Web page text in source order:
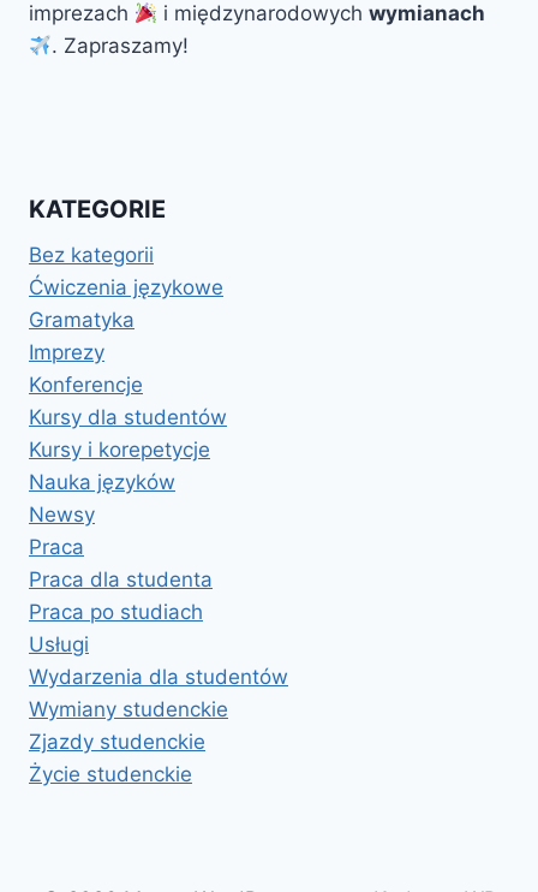
imprezach
i międzynarodowychwymianach
. Zapraszamy!
KATEGORIE
Bez kategorii
Ćwiczenia językowe
Gramatyka
Imprezy
Konferencje
Kursy dla studentów
Kursy i korepetycje
Nauka języków
Newsy
Praca
Praca dla studenta
Praca po studiach
Usługi
Wydarzenia dla studentów
Wymiany studenckie
Zjazdy studenckie
Życie studenckie